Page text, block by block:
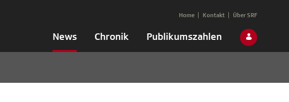
News Chronik Publikumszahlen
Home Kontakt Über SRF